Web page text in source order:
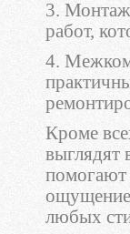
3. Монтаж
работ,
4.
Кроме
выглядят
помогают
ощущение
любых